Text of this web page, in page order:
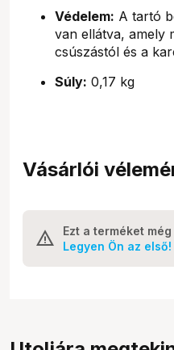
Védelem: A tartó
van ellátva, amely
csúszástól és a
Súly: 0,17 kg
Vásárlói
Ezt a terméket
Legyen Ön az első!